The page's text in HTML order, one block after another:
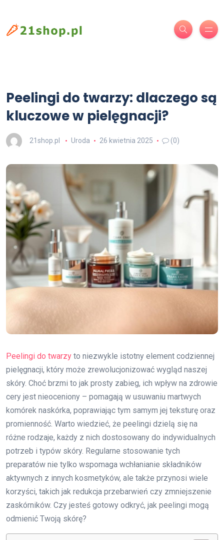
Peelingi do twarzy: dlaczego są
kluczowe w pielęgnacji?
21shop.pl Uroda 26 kwietnia 2025 (0)
Peelingi do twarzy to niezwykle istotny element codziennej
pielęgnacji, który może zrewolucjonizować wygląd naszej
skóry. Choć brzmi to jak prosty zabieg, ich wpływ na zdrowie
cery jest nieoceniony – pomagają w usuwaniu martwych
komórek naskórka, poprawiając tym samym jej teksturę oraz
promienność. Warto wiedzieć, że peelingi dzielą się na
różne rodzaje, każdy z nich dostosowany do indywidualnych
potrzeb i typów skóry. Regularne stosowanie tych
preparatów nie tylko wspomaga wchłanianie składników
aktywnych z innych kosmetyków, ale także przynosi wiele
korzyści, takich jak redukcja przebarwień czy zmniejszenie
zaskórników. Czy jesteś gotowy odkryć, jak peelingi mogą
odmienić Twoją skórę?